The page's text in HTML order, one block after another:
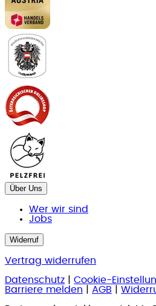
Über Uns
Wer wir sind
Jobs
Widerruf
Vertrag widerrufen
Datenschutz
Cookie-
Barriere melden
AGB